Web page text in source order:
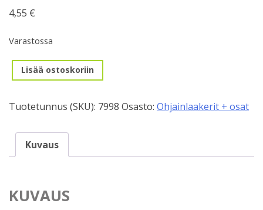
4,55 €
Varastossa
Kiristinsarja
1"
määrä
Lisää ostoskoriin
Tuotetunnus (SKU): 7998 Osasto: Ohjainlaakerit + osat
Kuvaus
KUVAUS